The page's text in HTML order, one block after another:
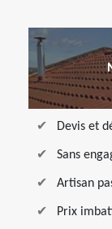
Devis et
Sans
Artisan
Prix